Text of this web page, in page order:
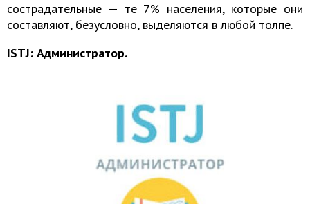
сострадательные — те 7% населения, которые они
составляют, безусловно, выделяются в любой толпе.
ISTJ: Администратор.